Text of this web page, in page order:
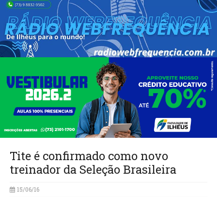
Tite é confirmado como novo
treinador da Seleção Brasileira
15/06/16